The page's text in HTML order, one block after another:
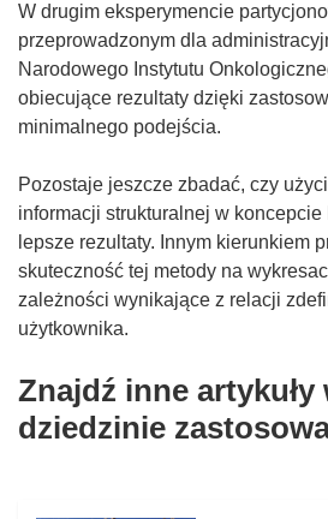
W drugim eksperymencie
przeprowadzonym dla
Narodowego Instytutu
obiecujące rezultaty dzięki
minimalnego podejścia.
Pozostaje jeszcze zbadać, czy
informacji strukturalnej w
lepsze rezultaty. Innym kierunkiem
skuteczność tej metody na
zależności wynikające z relacji
użytkownika.
Znajdź inne artykuły
dziedzinie